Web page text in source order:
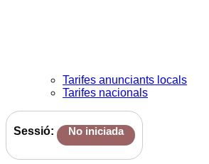
Tarifes anunciants locals
Tarifes nacionals
Sessió: No iniciada